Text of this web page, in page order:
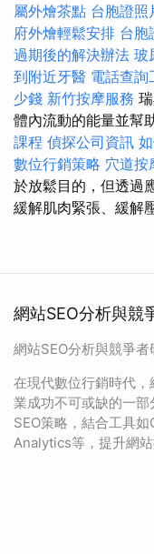
屬外燴茶點 台胞證照
府外燴輕鬆安排 台胞
過期後的解決辦法 玻
到附近牙醫 電話查詢
少錢 新竹按摩服務
體內流動的能量並幫
課程 偵探公司資訊
數位行銷策略 穴道按
於放鬆目的，但透過
緩解肌肉緊張、緩解
網站SEO分析與競
網站SEO分析與競爭
在現代數位行銷時代
業成功不可或缺的一
SEO策略，結合工具
Analytics等，提升網站